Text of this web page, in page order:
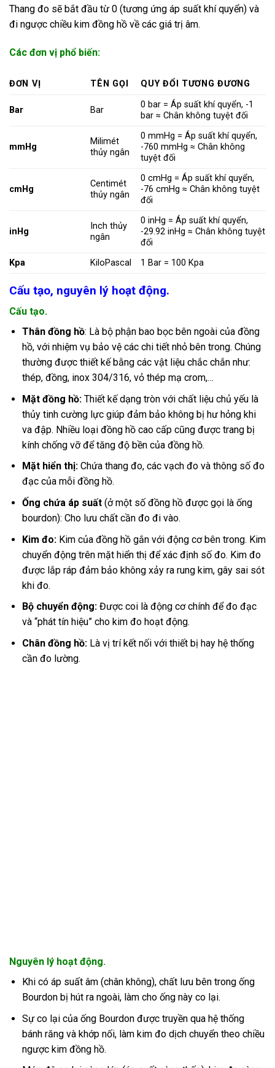
Thang đo sẽ bắt đầu từ 0 (tương ứng áp suất khí quyển) và
đi ngược chiều kim đồng hồ về các giá trị âm.
Các đơn vị phổ biến:
ĐƠN VỊ TÊN GỌI QUY ĐỔI TƯƠNG ĐƯƠNG
Bar Bar
0 bar = Áp suất khí quyển, -1
bar ≈ Chân không tuyệt đối
mmHg
Milimét
thủy ngân
0 mmHg = Áp suất khí quyển,
-760 mmHg ≈ Chân không
tuyệt đối
cmHg
Centimét
thủy ngân
0 cmHg = Áp suất khí quyển,
-76 cmHg ≈ Chân không tuyệt
đối
inHg
Inch thủy
ngân
0 inHg = Áp suất khí quyển,
-29.92 inHg ≈ Chân không tuyệt
đối
Kpa
KiloPascal 1 Bar = 100 Kpa
Cấu tạo, nguyên lý hoạt động.
Cấu tạo.
Thân đồng hồ: Là bộ phận bao bọc bên ngoài của đồng
hồ, với nhiệm vụ bảo vệ các chi tiết nhỏ bên trong. Chúng
thường được thiết kế bằng các vật liệu chắc chắn như:
thép, đồng, inox 304/316, vỏ thép mạ crom,…
Mặt đồng hồ:Thiết kế dạng tròn với chất liệu chủ yếu là
thủy tinh cường lực giúp đảm bảo không bị hư hỏng khi
va đập. Nhiều loại đồng hồ cao cấp cũng được trang bị
kính chống vỡ để tăng độ bền của đồng hồ.
Mặt hiển thị:Chứa thang đo, các vạch đo và thông số đo
đạc của mỗi đồng hồ.
Ống chứa áp suất(ở một số đồng hồ được gọi là ống
bourdon): Cho lưu chất cần đo đi vào.
Kim đo:Kim của đồng hồ gắn với động cơ bên trong. Kim
chuyển động trên mặt hiển thị để xác định số đo. Kim đo
được lắp ráp đảm bảo không xảy ra rung kim, gây sai sót
khi đo.
Bộ chuyển động:Được coi là động cơ chính để đo đạc
và “phát tín hiệu” cho kim đo hoạt động.
Chân đồng hồ:Là vị trí kết nối với thiết bị hay hệ thống
cần đo lường.
Nguyên lý hoạt động.
Khi có áp suất âm (chân không), chất lưu bên trong ống
Bourdon bị hút ra ngoài, làm cho ống này co lại.
Sự co lại của ống Bourdon được truyền qua hệ thống
bánh răng và khớp nối, làm kim đo dịch chuyển theo chiều
ngược kim đồng hồ.